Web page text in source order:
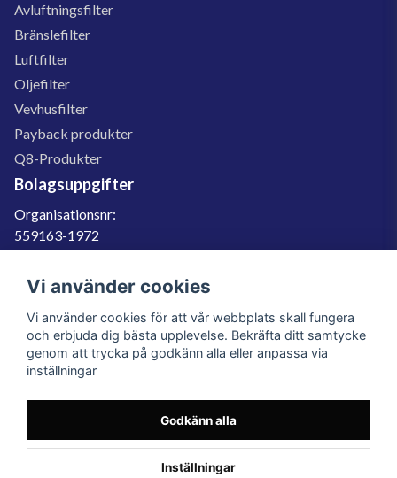
Avluftningsfilter
Bränslefilter
Luftfilter
Oljefilter
Vevhusfilter
Payback produkter
Q8-Produkter
Bolagsuppgifter
Organisationsnr:
559163-1972
SE559163197201
060-566 800
info@filter.se
559163-1972
© 2023 Filter.se, All rights reserved.
Vi använder cookies
Vi använder cookies för att vår webbplats skall fungera
och erbjuda dig bästa upplevelse. Bekräfta ditt samtycke
genom att trycka på godkänn alla eller anpassa via
inställningar
Godkänn alla
Inställningar